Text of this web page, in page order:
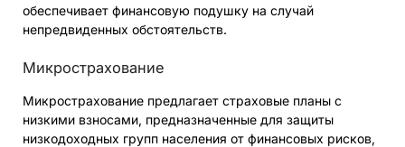
обеспечивает финансовую подушку на случай
непредвиденных обстоятельств.
Микрострахование
Микрострахование предлагает страховые планы с
низкими взносами, предназначенные для защиты
низкодоходных групп населения от финансовых рисков,